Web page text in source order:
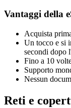
Vantaggi della
Acquista
Un tocco e si
secondi dopo
Fino a 10
Supporto
Nessun
Reti e